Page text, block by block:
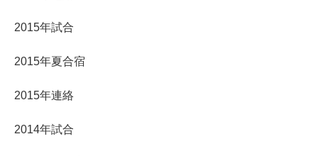
2015年試合
2015年夏合宿
2015年連絡
2014年試合